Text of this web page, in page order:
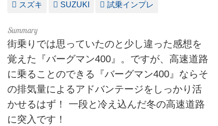
スズキ SUZUKI 試乗インプレ
街乗りでは思っていたのと少し違った感想を
覚えた『バーグマン400』。ですが、高速道路
に乗ることのできる『バーグマン400』ならそ
の排気量によるアドバンテージをしっかり活
かせるはず！ 一段と冷え込んだ冬の高速道路
に突入です！